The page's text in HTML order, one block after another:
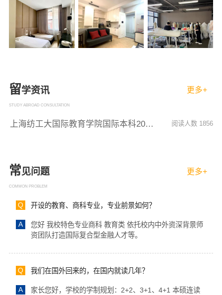
留学资讯
STUDY ABROAD CONSULTATION
更多+
上海纺工大国际教育学院国际本科2023年招生 阅读人数 1856
常见问题
COMMON PROBLEM
更多+
Q 开设的教育、商科专业，专业前景如何？
A
您好 我校特色专业商科 教育类 依托校内中外资深背景师
资团队打造国际复合型金融人才等。
Q 我们在国外回来的，在国内就读几年？
A
家长您好，学校的学制规划：2+2、3+1、4+1 本硕连读